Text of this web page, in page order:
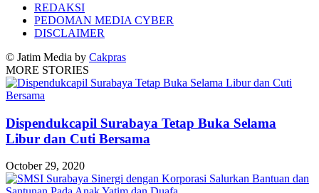
REDAKSI
PEDOMAN MEDIA CYBER
DISCLAIMER
© Jatim Media by Cakpras
MORE STORIES
Dispendukcapil Surabaya Tetap Buka Selama
Libur dan Cuti Bersama
October 29, 2020